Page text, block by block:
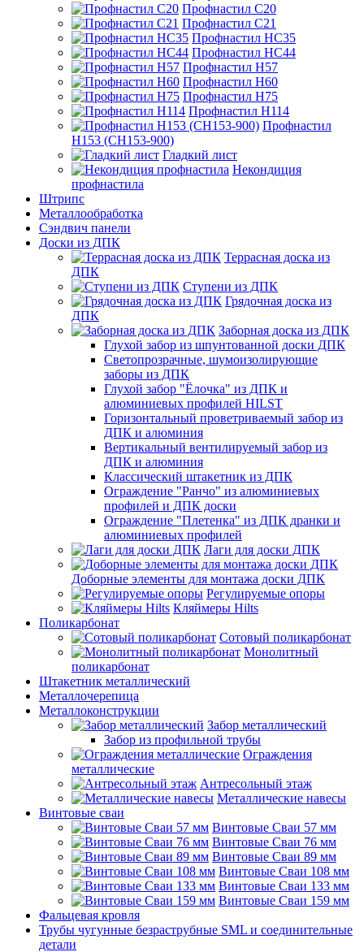
Профнастил С20
Профнастил С21
Профнастил НС35
Профнастил НС44
Профнастил Н57
Профнастил Н60
Профнастил Н75
Профнастил Н114
Профнастил
Н153 (СН153-900)
Гладкий лист
Некондиция
профнастила
Штрипс
Металлообработка
Сэндвич панели
Доски из ДПК
Террасная доска из
ДПК
Ступени из ДПК
Грядочная доска из
ДПК
Заборная доска из ДПК
Глухой забор из шпунтованной доски ДПК
Светопрозрачные, шумоизолирующие
заборы из ДПК
Глухой забор "Ёлочка" из ДПК и
алюминиевых профилей HILST
Горизонтальный проветриваемый забор из
ДПК и алюминия
Вертикальный вентилируемый забор из
ДПК и алюминия
Классический штакетник из ДПК
Ограждение "Ранчо" из алюминиевых
профилей и ДПК доски
Ограждение "Плетенка" из ДПК дранки и
алюминиевых профилей
Лаги для доски ДПК
Доборные элементы для монтажа доски ДПК
Регулируемые опоры
Кляймеры Hilts
Поликарбонат
Сотовый поликарбонат
Монолитный
поликарбонат
Штакетник металлический
Металлочерепица
Металлоконструкции
Забор металлический
Забор из профильной трубы
Ограждения
металлические
Антресольный этаж
Металлические навесы
Винтовые сваи
Винтовые Сваи 57 мм
Винтовые Сваи 76 мм
Винтовые Сваи 89 мм
Винтовые Сваи 108 мм
Винтовые Сваи 133 мм
Винтовые Сваи 159 мм
Фальцевая кровля
Трубы чугунные безраструбные SML и соединительные
детали